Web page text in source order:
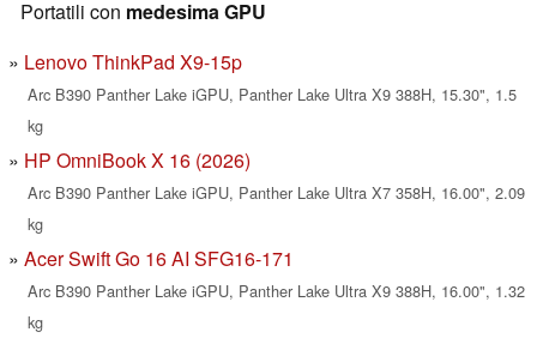
Portatili con medesima GPU
Lenovo ThinkPad X9-15p
Arc B390 Panther Lake iGPU, Panther Lake Ultra X9 388H, 15.30", 1.5
kg
HP OmniBook X 16 (2026)
Arc B390 Panther Lake iGPU, Panther Lake Ultra X7 358H, 16.00", 2.09
kg
Acer Swift Go 16 AI SFG16-171
Arc B390 Panther Lake iGPU, Panther Lake Ultra X9 388H, 16.00", 1.32
kg